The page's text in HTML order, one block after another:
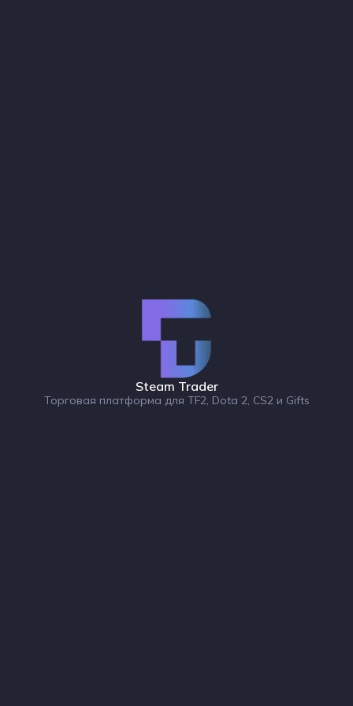
Steam Trader
Торговая платформа для TF2, Dota 2, CS2 и Gifts